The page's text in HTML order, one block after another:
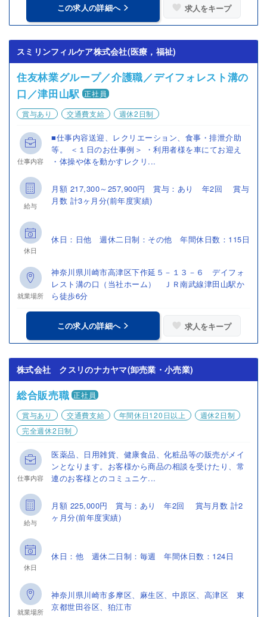
この求人の詳細へ 求人をキープ
スミリンフィルケア株式会社(医療，福祉)
住友林業グループ／介護職／デイフォレスト溝の
口／津田山駅 正社員
賞与あり
交通費支給 週休2日制
仕事内容
■仕事内容送迎、レクリエーション、食事・排泄介助
等。 ＜１日のお仕事例＞ ・利用者様を車にてお迎え
・体操や体を動かすレクリ...
給与
月額 217,300～257,900円 賞与：あり 年2回 賞与
月数 計3ヶ月分(前年度実績)
休日
休日：日他 週休二日制：その他 年間休日数：115日
就業場所
神奈川県川崎市高津区下作延５－１３－６ デイフォ
レスト溝の口（当社ホーム） ＪＲ南武線津田山駅か
ら徒歩6分
この求人の詳細へ 求人をキープ
株式会社 クスリのナカヤマ(卸売業・小売業)
総合販売職 正社員
賞与あり
交通費支給 年間休日120日以上
週休2日制
完全週休2日制
仕事内容
医薬品、日用雑貨、健康食品、化粧品等の販売がメイ
ンとなります。お客様から商品の相談を受けたり、常
連のお客様とのコミュニケ...
給与
月額 225,000円 賞与：あり 年2回 賞与月数 計2
ヶ月分(前年度実績)
休日
休日：他 週休二日制：毎週 年間休日数：124日
就業場所
神奈川県川崎市多摩区、麻生区、中原区、高津区 東
京都世田谷区、狛江市